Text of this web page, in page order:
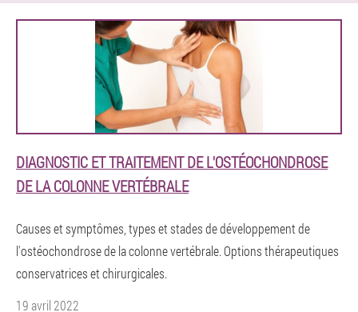
DIAGNOSTIC ET TRAITEMENT DE L'OSTÉOCHONDROSE
DE LA COLONNE VERTÉBRALE
Causes et symptômes, types et stades de développement de
l'ostéochondrose de la colonne vertébrale. Options thérapeutiques
conservatrices et chirurgicales.
19 avril 2022